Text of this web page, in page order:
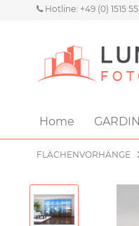
Hotline: +49 (0) 1515
Home
FLÄCHENVORHÄNGE